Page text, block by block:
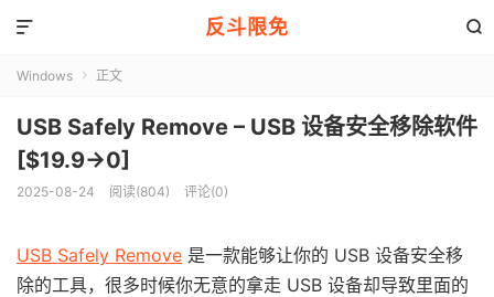
反斗限免 

Windows  正文
USB Safely Remove – USB 设备安全移除软件
[$19.9→0]
2025-08-24 阅读(804) 评论(0)
USB Safely Remove 是一款能够让你的 USB 设备安全移
除的工具，很多时候你无意的拿走 USB 设备却导致里面的